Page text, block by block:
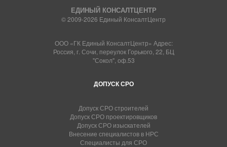
ЕДИНЫЙ КОНСАЛТЦЕНТР
© 2009-2026 Единый КонсалтЦентр
ООО «ГК Единый КонсалтЦентр» Адрес:
Россия, г. Сочи, переулок Горького, 22, БЦ
"Сокол", оф.53
ДОПУСК СРО
Допуск СРО строителей
Допуск СРО проектировщиков
Допуск СРО изыскателей
Внесение специалистов в НРС
Специалисты для СРО